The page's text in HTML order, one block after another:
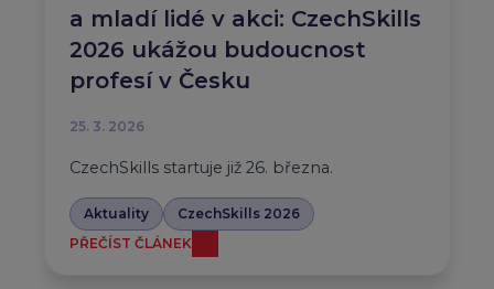
a mladí lidé v akci: CzechSkills
2026 ukážou budoucnost
profesí v Česku
25. 3. 2026
CzechSkills startuje již 26. března.
Aktuality
CzechSkills 2026
PŘEČÍST ČLÁNEK